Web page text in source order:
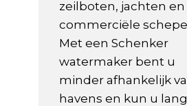
zeilboten, jachten en
commerciële
Met een Schenker
watermaker bent u
minder afhankelijk
havens en kun u